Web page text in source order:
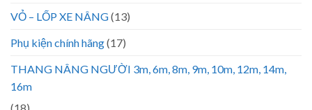
VỎ – LỐP XE NÂNG(13)
Phụ kiện chính hãng(17)
THANG NÂNG NGƯỜI 3m, 6m, 8m, 9m, 10m, 12m, 14m,
16m